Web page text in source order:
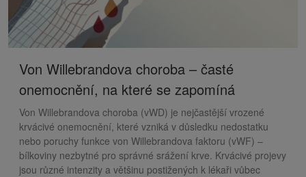
Von Willebrandova choroba – časté
onemocnění, na které se zapomíná
Von Willebrandova choroba (vWD) je nejčastější vrozené
krvácivé onemocnění, které vzniká v důsledku nedostatku
nebo poruchy funkce von Willebrandova faktoru (vWF) –
bílkoviny nezbytné pro správné srážení krve. Krvácivé projevy
jsou různé intenzity a většinu postižených k lékaři vůbec